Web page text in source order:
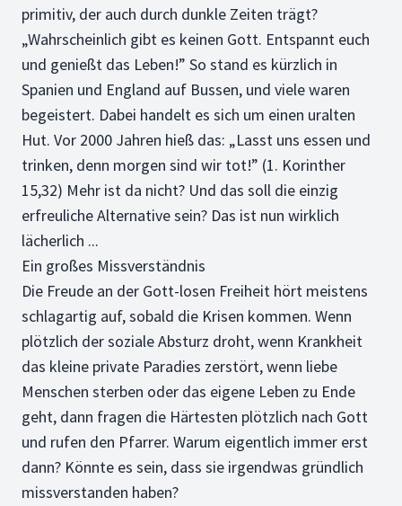
primitiv, der auch durch dunkle Zeiten trägt?
„Wahrscheinlich gibt es keinen Gott. Entspannt euch
und genießt das Leben!” So stand es kürzlich in
Spanien und England auf Bussen, und viele waren
begeistert. Dabei handelt es sich um einen uralten
Hut. Vor 2000 Jahren hieß das: „Lasst uns essen und
trinken, denn morgen sind wir tot!” (1. Korinther
15,32) Mehr ist da nicht? Und das soll die einzig
erfreuliche Alternative sein? Das ist nun wirklich
lächerlich ...
Ein großes Missverständnis
Die Freude an der Gott-losen Freiheit hört meistens
schlagartig auf, sobald die Krisen kommen. Wenn
plötzlich der soziale Absturz droht, wenn Krankheit
das kleine private Paradies zerstört, wenn liebe
Menschen sterben oder das eigene Leben zu Ende
geht, dann fragen die Härtesten plötzlich nach Gott
und rufen den Pfarrer. Warum eigentlich immer erst
dann? Könnte es sein, dass sie irgendwas gründlich
missverstanden haben?